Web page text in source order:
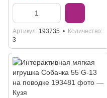
Артикул 193735
Количество
3